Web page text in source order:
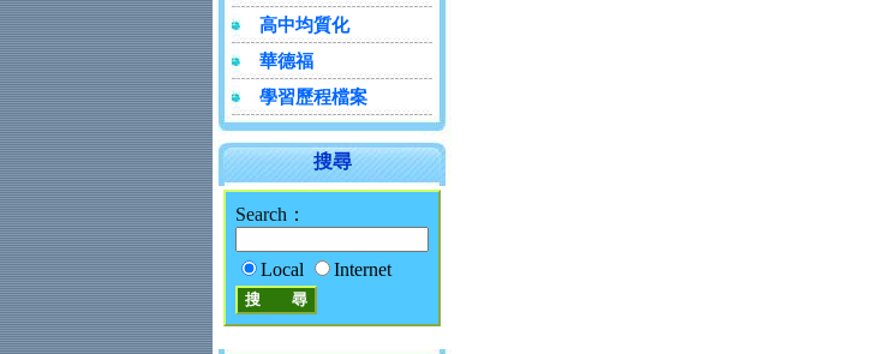
高中均質化
華德福
學習歷程檔案
搜尋
Search：
Local Internet